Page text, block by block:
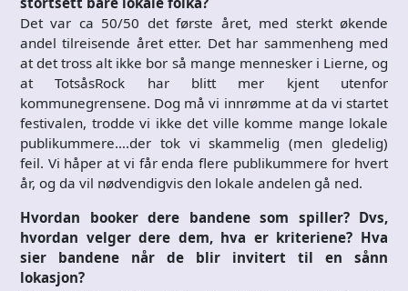
Det var ca 50/50 det første året, med sterkt økende
andel tilreisende året etter. Det har sammenheng med
at det tross alt ikke bor så mange mennesker i Lierne, og
at TotsåsRock har blitt mer kjent utenfor
kommunegrensene. Dog må vi innrømme at da vi startet
festivalen, trodde vi ikke det ville komme mange lokale
publikummere….der tok vi skammelig (men gledelig)
feil. Vi håper at vi får enda flere publikummere for hvert
år, og da vil nødvendigvis den lokale andelen gå ned.
Hvordan booker dere bandene som spiller? Dvs,
hvordan velger dere dem, hva er kriteriene? Hva
sier bandene når de blir invitert til en sånn
lokasjon?